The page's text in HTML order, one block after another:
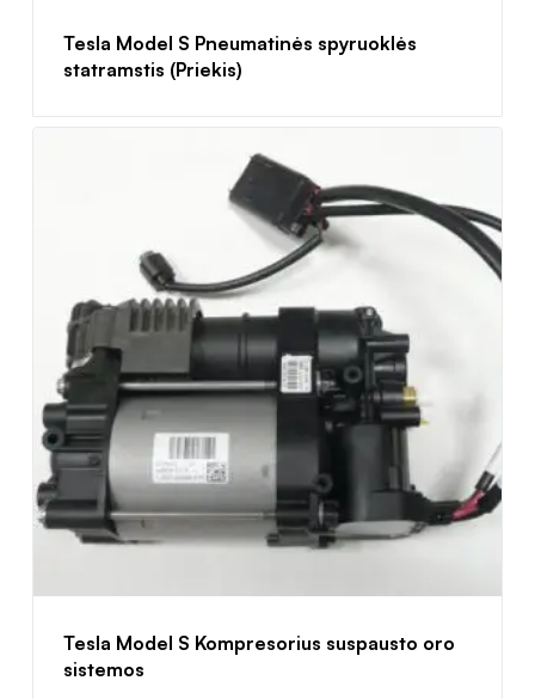
Tesla Model S Pneumatinės spyruoklės
statramstis (Priekis)
Tesla Model S Kompresorius suspausto oro
sistemos